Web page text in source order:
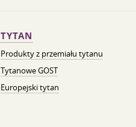
TYTAN
Produkty z przemiału tytanu
Tytanowe GOST
Europejski tytan